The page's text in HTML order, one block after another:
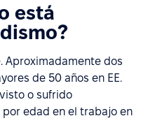
está
Aproximadamente dos
de 50 años en EE.
o sufrido
edad en el trabajo en